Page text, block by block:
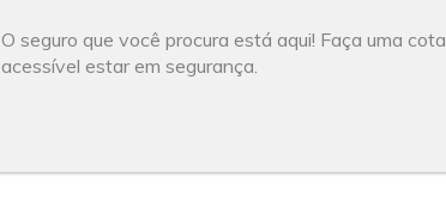
O seguro que você procura está aqui! Faça uma
acessível estar em segurança.